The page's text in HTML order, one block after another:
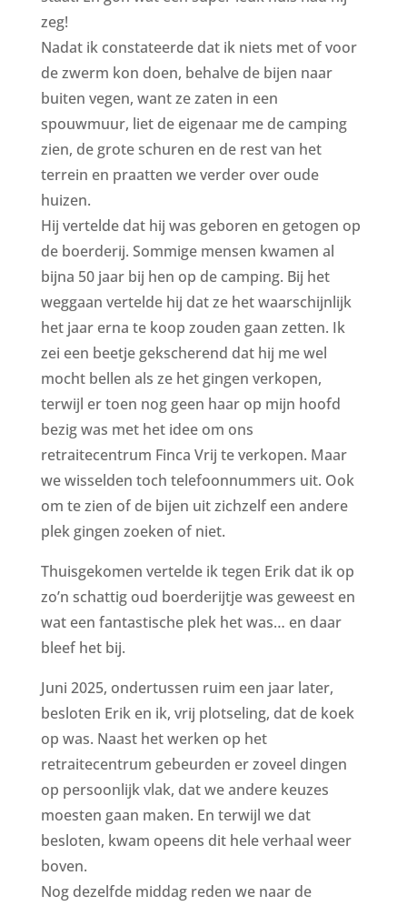
zeg!
Nadat ik constateerde dat ik niets met of voor
de zwerm kon doen, behalve de bijen naar
buiten vegen, want ze zaten in een
spouwmuur, liet de eigenaar me de camping
zien, de grote schuren en de rest van het
terrein en praatten we verder over oude
huizen.
Hij vertelde dat hij was geboren en getogen op
de boerderij. Sommige mensen kwamen al
bijna 50 jaar bij hen op de camping. Bij het
weggaan vertelde hij dat ze het waarschijnlijk
het jaar erna te koop zouden gaan zetten. Ik
zei een beetje gekscherend dat hij me wel
mocht bellen als ze het gingen verkopen,
terwijl er toen nog geen haar op mijn hoofd
bezig was met het idee om ons
retraitecentrum Finca Vrij te verkopen. Maar
we wisselden toch telefoonnummers uit. Ook
om te zien of de bijen uit zichzelf een andere
plek gingen zoeken of niet.
Thuisgekomen vertelde ik tegen Erik dat ik op
zo’n schattig oud boerderijtje was geweest en
wat een fantastische plek het was… en daar
bleef het bij.
Juni 2025, ondertussen ruim een jaar later,
besloten Erik en ik, vrij plotseling, dat de koek
op was. Naast het werken op het
retraitecentrum gebeurden er zoveel dingen
op persoonlijk vlak, dat we andere keuzes
moesten gaan maken. En terwijl we dat
besloten, kwam opeens dit hele verhaal weer
boven.
Nog dezelfde middag reden we naar de